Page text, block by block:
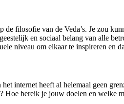
filosofie van de Veda’s. Je zou
en sociaal belang van alle
niveau om elkaar te inspireren en
internet heeft al helemaal geen
bereik je jouw doelen en welke